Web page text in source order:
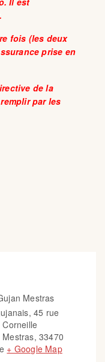
fois (les deux
prise en
de la
par les
Mestras
45 rue
Corneille
, 33470
+ Google Map